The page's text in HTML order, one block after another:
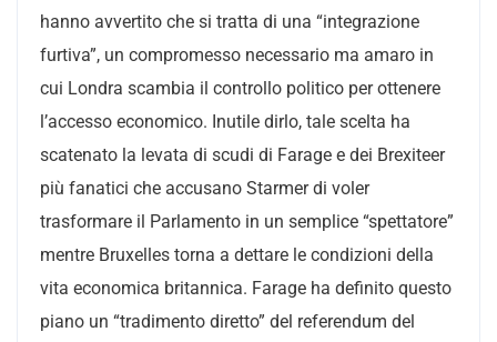
hanno avvertito che si tratta di una “integrazione
furtiva”, un compromesso necessario ma amaro in
cui Londra scambia il controllo politico per ottenere
l’accesso economico. Inutile dirlo, tale scelta ha
scatenato la levata di scudi di Farage e dei Brexiteer
più fanatici che accusano Starmer di voler
trasformare il Parlamento in un semplice “spettatore”
mentre Bruxelles torna a dettare le condizioni della
vita economica britannica. Farage ha definito questo
piano un “tradimento diretto” del referendum del